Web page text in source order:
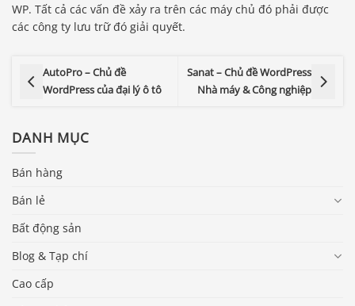
WP. Tất cả các vấn đề xảy ra trên các máy chủ đó phải được
các công ty lưu trữ đó giải quyết.
AutoPro – Chủ đề
WordPress của đại lý ô tô
Sanat – Chủ đề WordPress
Nhà máy & Công nghiệp
DANH MỤC
Bán hàng
Bán lẻ
Bất động sản
Blog & Tạp chí
Cao cấp